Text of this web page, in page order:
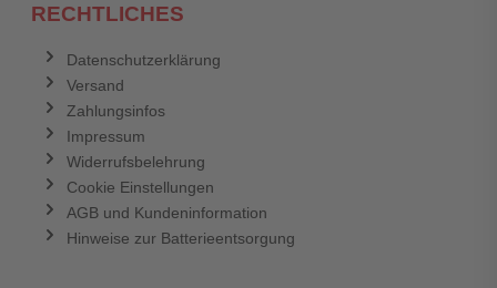
RECHTLICHES
Datenschutzerklärung
Versand
Zahlungsinfos
Impressum
Widerrufsbelehrung
Cookie Einstellungen
AGB und Kundeninformation
Hinweise zur Batterieentsorgung